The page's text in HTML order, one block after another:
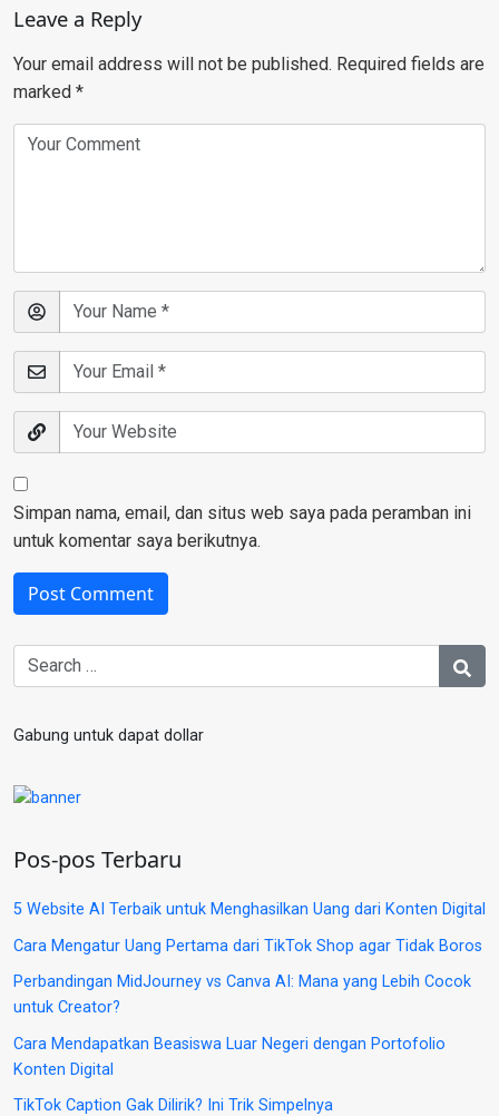
Leave a Reply
Your email address will not be published. Required fields are
marked *
Simpan nama, email, dan situs web saya pada peramban ini
untuk komentar saya berikutnya.
Gabung untuk dapat dollar
Pos-pos Terbaru
5 Website AI Terbaik untuk Menghasilkan Uang dari Konten Digital
Cara Mengatur Uang Pertama dari TikTok Shop agar Tidak Boros
Perbandingan MidJourney vs Canva AI: Mana yang Lebih Cocok
untuk Creator?
Cara Mendapatkan Beasiswa Luar Negeri dengan Portofolio
Konten Digital
TikTok Caption Gak Dilirik? Ini Trik Simpelnya